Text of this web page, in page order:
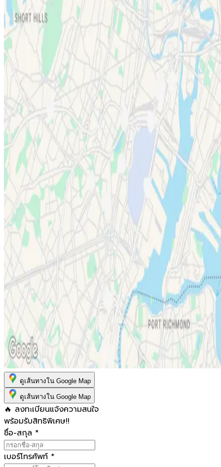
ดูเส้นทางใน Google Map
ดูเส้นทางใน Google Map
🔥 ลงทะเบียนแจ้งความสนใจ
พร้อมรับสิทธิพิเศษ!!
ชื่อ-สกุล *
เบอร์โทรศัพท์ *